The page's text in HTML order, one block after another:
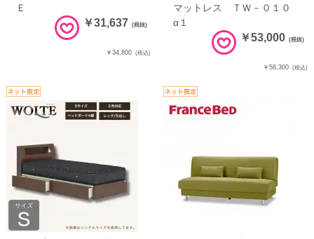
Ｅ
￥31,637 (税抜)
￥34,800 (税込)
マットレス ＴＷ－０１０
α１
￥53,000 (税抜)
￥58,300 (税込)